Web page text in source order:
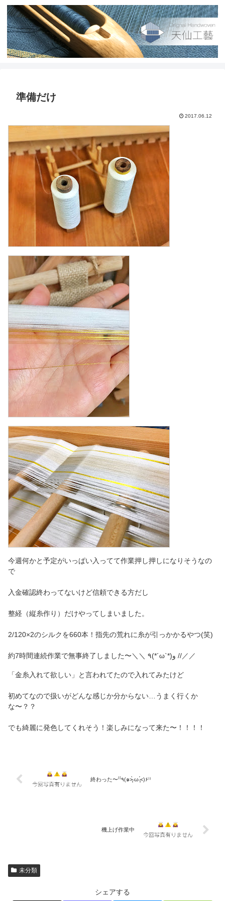
準備だけ
2017.06.12
今週何かと予定がいっぱい入ってて作業押し押しになりそうなの
で
入金確認終わってないけど信頼できる方だし
整経（縦糸作り）だけやってしまいました。
2/120×2のシルクを660本！指先の荒れに糸が引っかかるやつ(笑)
約7時間連続作業で無事終了しました〜＼＼ ٩(*´ω`*)و //／／
「金糸入れて欲しい」と言われてたので入れてみたけど
初めてなので扱いがどんな感じか分からない…うまく行くか
な〜？？
でも綺麗に発色してくれそう！楽しみになって来た〜！！！！
終わった〜‎⁽⁽٩(๑˃̶͈̀ ω ˂̶͈́)۶⁾⁾
機上げ作業中
未分類
シェアする